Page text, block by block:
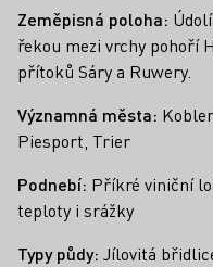
Zeměpisná poloha:
řekou mezi vrchy pohoří
přítoků Sáry a Ruwery.
Významná města:
Piesport, Trier
Podnebí: Příkré viniční
teploty i srážky
Typy půdy: Jílovitá